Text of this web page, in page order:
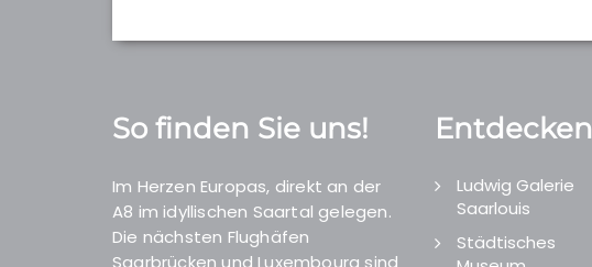
So finden Sie uns!
Im Herzen Europas, direkt an der
A8 im idyllischen Saartal gelegen.
Die nächsten Flughäfen
Saarbrücken und Luxembourg sind
Entdecken
Ludwig Galerie
Saarlouis
Städtisches